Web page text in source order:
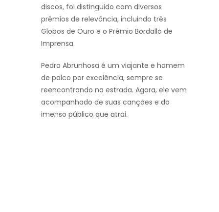
discos, foi distinguido com diversos
prêmios de relevância, incluindo três
Globos de Ouro e o Prêmio Bordallo de
Imprensa.
Pedro Abrunhosa é um viajante e homem
de palco por excelência, sempre se
reencontrando na estrada. Agora, ele vem
acompanhado de suas canções e do
imenso público que atrai.